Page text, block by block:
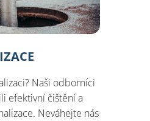
Naši odborníci
efektivní čištění a
Neváhejte nás